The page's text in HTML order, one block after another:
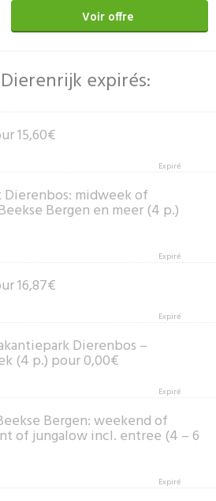
Voir offre
expirés:
15,60€
Expiré
midweek of
Bergen en meer (4 p.)
Expiré
16,87€
Expiré
Dierenbos –
(4 p.) pour 0,00€
Expiré
Bergen: weekend of
of jungalow incl. entree (4 – 6
Expiré